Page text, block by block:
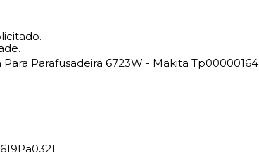
Parafusadeira 6723W - Makita Tp00000164